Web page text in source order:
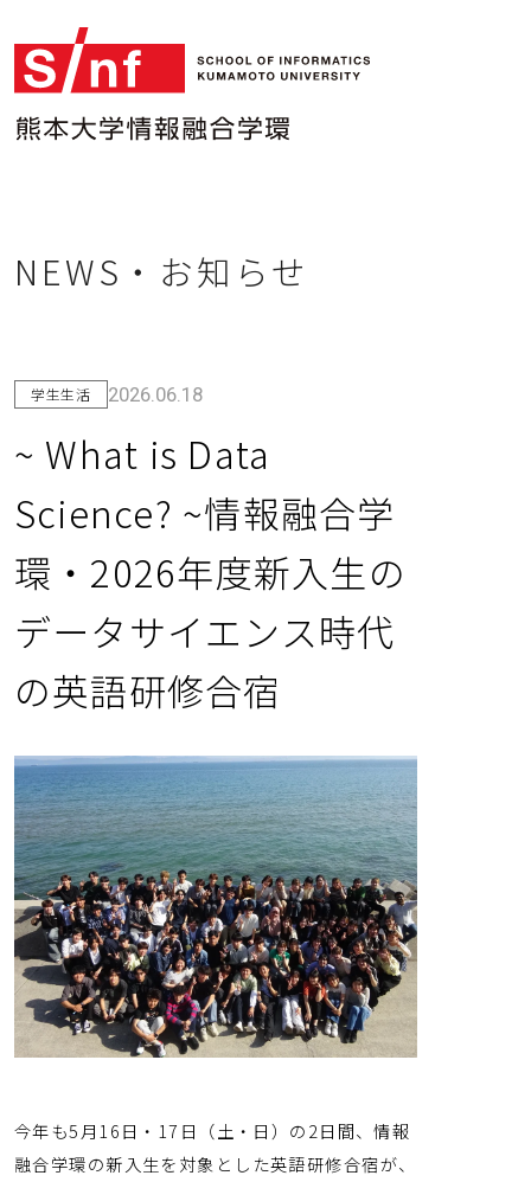
DS総合コース
DS半導体コース
学環長メッセージ
教員一覧
入試情報
イベント
関連動画
NEWS・お知らせ
学生生活 2026.06.18
~ What is Data
Science? ~情報融合学
環・2026年度新入生の
データサイエンス時代
の英語研修合宿
今年も5月16日・17日（土・日）の2日間、情報
融合学環の新入生を対象とした英語研修合宿が、